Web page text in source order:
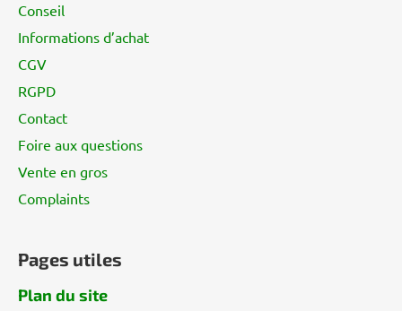
Conseil
Informations d’achat
CGV
RGPD
Contact
Foire aux questions
Vente en gros
Complaints
Pages utiles
Plan du site